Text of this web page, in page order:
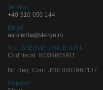
Telefon:
+40 310 050 144
Email
asistenta@sterge.ro
S.C. STERGE ORICE S.R.L.
Cod fiscal: RO39605911
Nr. Reg. Com: J2018001962137
Depozit: